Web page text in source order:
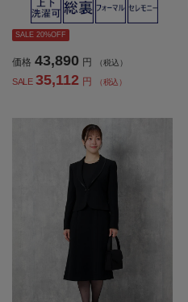
地ViVi通年礼服【レディース】
SALE 20%OFF
価格 43,890 円 （税込）
SALE 35,112 円 （税込）